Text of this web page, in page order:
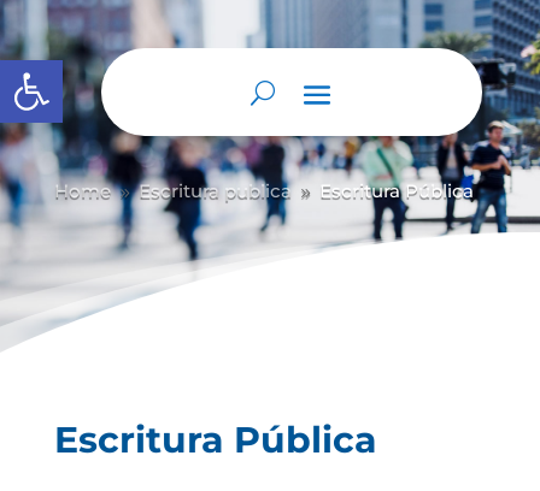
Abrir barra de herramientas
Home 9 Escritura publica 9 Escritura Pública
Escritura Pública